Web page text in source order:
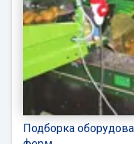
Подборка